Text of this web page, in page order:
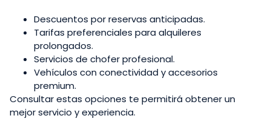
Descuentos por reservas anticipadas.
Tarifas preferenciales para alquileres
prolongados.
Servicios de chofer profesional.
Vehículos con conectividad y accesorios
premium.
Consultar estas opciones te permitirá obtener un
mejor servicio y experiencia.